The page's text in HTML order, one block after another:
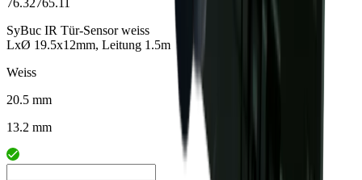
76.32765.11
SyBuc IR Tür-Sensor weiss
LxØ 19.5x12mm, Leitung 1.5m
Weiss
20.5 mm
13.2 mm